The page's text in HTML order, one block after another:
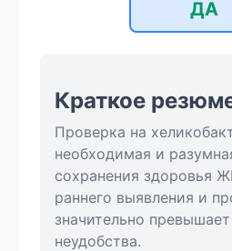
ДА
Краткое
Проверка на
необходимая и
сохранения здоровья
раннего выявления и
значительно
неудобства.